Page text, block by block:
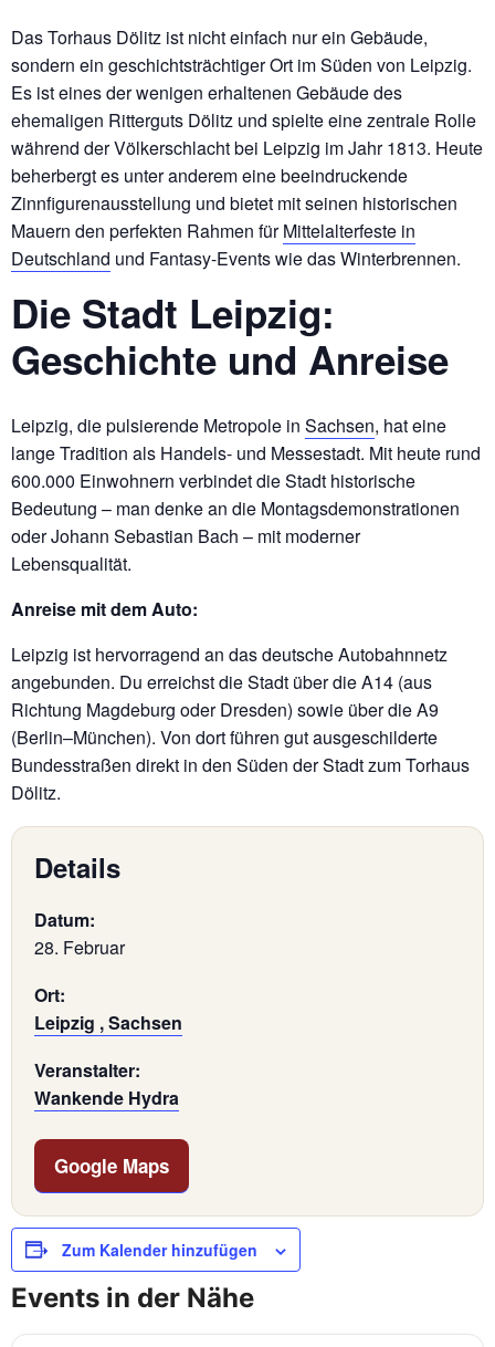
Das Torhaus Dölitz ist nicht einfach nur ein Gebäude,
sondern ein geschichtsträchtiger Ort im Süden von Leipzig.
Es ist eines der wenigen erhaltenen Gebäude des
ehemaligen Ritterguts Dölitz und spielte eine zentrale Rolle
während der Völkerschlacht bei Leipzig im Jahr 1813. Heute
beherbergt es unter anderem eine beeindruckende
Zinnfigurenausstellung und bietet mit seinen historischen
Mauern den perfekten Rahmen fürMittelalterfeste in
Deutschland und Fantasy-Events wie das Winterbrennen.
Die Stadt Leipzig:
Geschichte und Anreise
Leipzig, die pulsierende Metropole in Sachsen, hat eine
lange Tradition als Handels- und Messestadt. Mit heute rund
600.000 Einwohnern verbindet die Stadt historische
Bedeutung – man denke an die Montagsdemonstrationen
oder Johann Sebastian Bach – mit moderner
Lebensqualität.
Anreise mit dem Auto:
Leipzig ist hervorragend an das deutsche Autobahnnetz
angebunden. Du erreichst die Stadt über die A14 (aus
Richtung Magdeburg oder Dresden) sowie über die A9
(Berlin–München). Von dort führen gut ausgeschilderte
Bundesstraßen direkt in den Süden der Stadt zum Torhaus
Dölitz.
Details
Datum:
28. Februar
Ort:
Leipzig , Sachsen
Veranstalter:
Wankende Hydra
Google Maps
Zum Kalender hinzufügen
Events in der Nähe